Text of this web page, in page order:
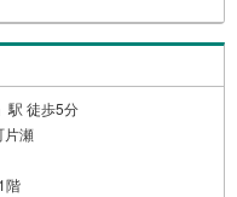
駅 徒歩5分
片瀬
階